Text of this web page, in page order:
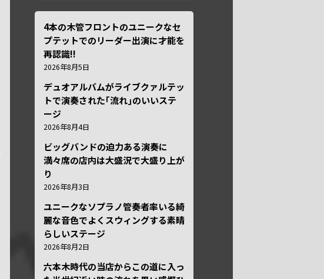
4本の木管フロントのユニークなセ
プテットでのリーダー出演に才能を
再認識!!
2026年8月5日
デュオアルバムがライブクァルテッ
トで演奏された｢流れ｣のいいステ
ージ
2026年8月4日
ビッグバンドの迫力ある演奏に
満々席の店内は大盛況で大盛り上が
り
2026年8月3日
ユニークなソプラノ管奏者率いる綺
麗な音色でよくスウィングする素晴
らしいステージ
2026年8月2日
六本木時代の当店からこの道に入っ